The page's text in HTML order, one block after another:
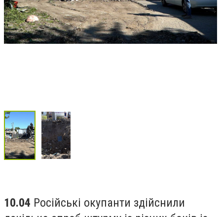
10.04 Російські окупанти здійснили